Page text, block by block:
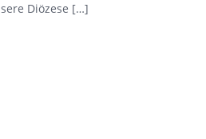
Diözese […]